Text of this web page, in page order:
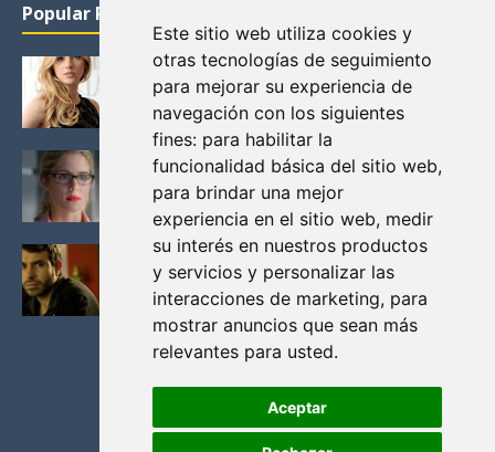
Este sitio web utiliza cookies y
otras tecnologías de seguimiento
para mejorar su experiencia de
navegación con los siguientes
fines: para habilitar la
funcionalidad básica del sitio web,
para brindar una mejor
experiencia en el sitio web, medir
su interés en nuestros productos
y servicios y personalizar las
interacciones de marketing, para
mostrar anuncios que sean más
relevantes para usted.
Aceptar
Popular Posts
KATHERYN WINNICK: LA ACTRIZ MAS GUAPA DE
VIKINGOS
Junio 14, 2013
FELICITY (EMILY BETT RICKARDS), LAS FOTOS
MAS BONITAS DE LA ALIADA DE ARROW
Noviembre 30, 2013
BLACK MIRROR: TODA TU HISTORIA. EPISODIO 3.
LA CRITICA
Mayo 17, 2012